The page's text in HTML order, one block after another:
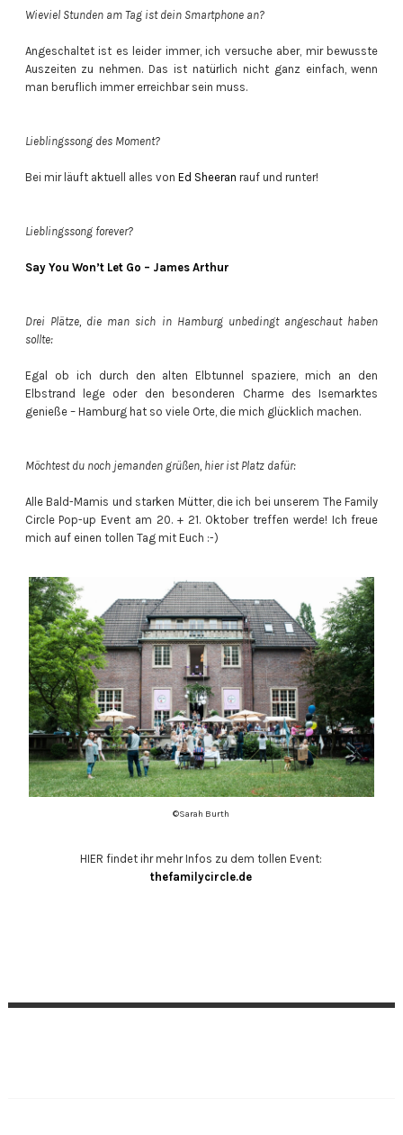
Wieviel Stunden am Tag ist dein Smartphone an?
Angeschaltet ist es leider immer, ich versuche aber, mir bewusste
Auszeiten zu nehmen. Das ist natürlich nicht ganz einfach, wenn
man beruflich immer erreichbar sein muss.
Lieblingssong des Moment?
Bei mir läuft aktuell alles von Ed Sheeran rauf und runter!
Lieblingssong forever?
Say You Won’t Let Go – James Arthur
Drei Plätze, die man sich in Hamburg unbedingt angeschaut haben
sollte:
Egal ob ich durch den alten Elbtunnel spaziere, mich an den
Elbstrand lege oder den besonderen Charme des Isemarktes
genieße – Hamburg hat so viele Orte, die mich glücklich machen.
Möchtest du noch jemanden grüßen, hier ist Platz dafür:
Alle Bald-Mamis und starken Mütter, die ich bei unserem The Family
Circle Pop-up Event am 20. + 21. Oktober treffen werde! Ich freue
mich auf einen tollen Tag mit Euch :-)
©Sarah Burth
HIER findet ihr mehr Infos zu dem tollen Event:
thefamilycircle.de